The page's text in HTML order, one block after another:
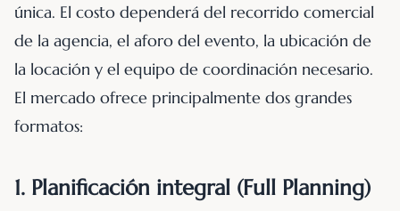
única. El costo dependerá del recorrido comercial
de la agencia, el aforo del evento, la ubicación de
la locación y el equipo de coordinación necesario.
El mercado ofrece principalmente dos grandes
formatos:
1. Planificación integral (Full Planning)